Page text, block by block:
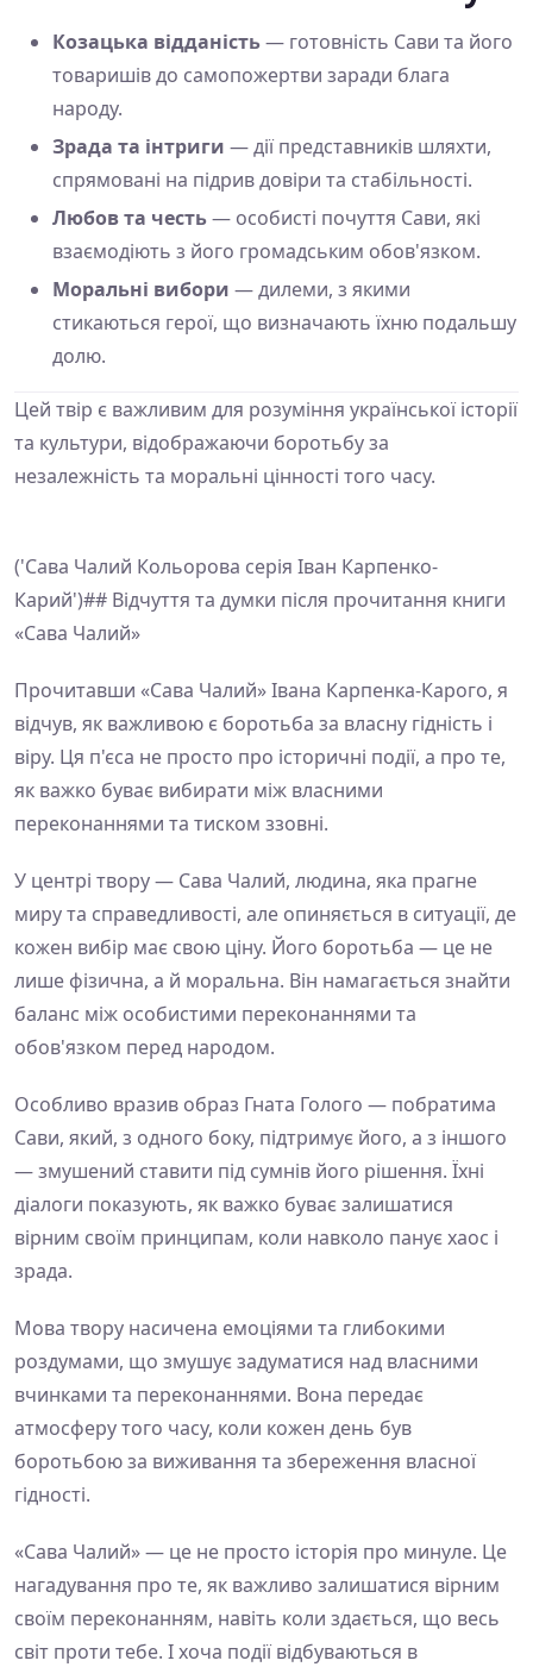
Козацька відданість— готовність Сави та його
товаришів до самопожертви заради блага
народу.
Зрада та інтриги — дії представників шляхти,
спрямовані на підрив довіри та стабільності.
Любов та честь— особисті почуття Сави, які
взаємодіють з його громадським обов'язком.
Моральні вибори — дилеми, з якими
стикаються герої, що визначають їхню подальшу
долю.
Цей твір є важливим для розуміння української історії
та культури, відображаючи боротьбу за
незалежність та моральні цінності того часу.
('Сава Чалий Кольорова серія Іван Карпенко-
Карий')## Відчуття та думки після прочитання книги
«Сава Чалий»
Прочитавши «Сава Чалий» Івана Карпенка-Карого, я
відчув, як важливою є боротьба за власну гідність і
віру. Ця п'єса не просто про історичні події, а про те,
як важко буває вибирати між власними
переконаннями та тиском ззовні.
У центрі твору — Сава Чалий, людина, яка прагне
миру та справедливості, але опиняється в ситуації, де
кожен вибір має свою ціну. Його боротьба — це не
лише фізична, а й моральна. Він намагається знайти
баланс між особистими переконаннями та
обов'язком перед народом.
Особливо вразив образ Гната Голого — побратима
Сави, який, з одного боку, підтримує його, а з іншого
— змушений ставити під сумнів його рішення. Їхні
діалоги показують, як важко буває залишатися
вірним своїм принципам, коли навколо панує хаос і
зрада.
Мова твору насичена емоціями та глибокими
роздумами, що змушує задуматися над власними
вчинками та переконаннями. Вона передає
атмосферу того часу, коли кожен день був
боротьбою за виживання та збереження власної
гідності.
«Сава Чалий» — це не просто історія про минуле. Це
нагадування про те, як важливо залишатися вірним
своїм переконанням, навіть коли здається, що весь
світ проти тебе. І хоча події відбуваються в